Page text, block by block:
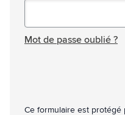
Mot de passe oublié ?
Ce formulaire est protégé